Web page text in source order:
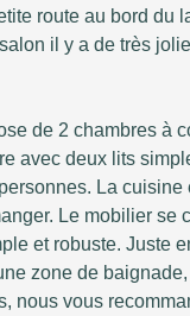
route au bord du
il y a de très
de 2 chambres à
avec deux lits
La cuisine
Le mobilier se
et robuste. Juste
zone de
nous vous